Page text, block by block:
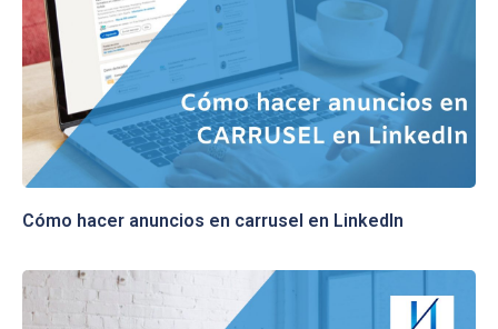
Cómo hacer anuncios en carrusel en LinkedIn